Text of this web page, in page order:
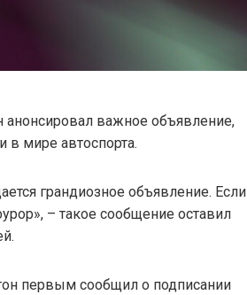
важное объявление,
в мире автоспорта.
грандиозное объявление. Если
– такое сообщение оставил
первым сообщил о подписании